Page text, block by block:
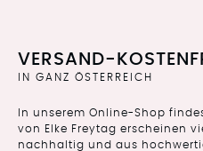
VERSAND-
IN GANZ ÖSTERREICH
In unserem Online-Shop
von Elke Freytag erscheinen
nachhaltig und aus